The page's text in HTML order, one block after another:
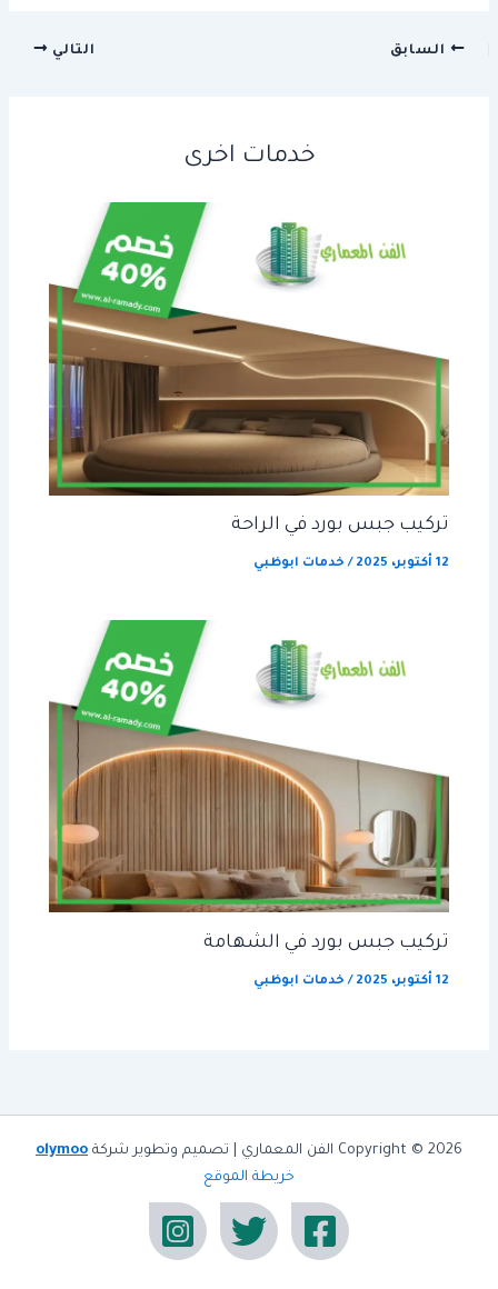
السابق التالي
خدمات اخرى
تركيب جبس بورد في الراحة
12 أكتوبر، 2025 / خدمات ابوظبي
تركيب جبس بورد في الشهامة
12 أكتوبر، 2025 / خدمات ابوظبي
Copyright © 2026 الفن المعماري | تصميم وتطوير شركة
olymoo
خريطة الموقع